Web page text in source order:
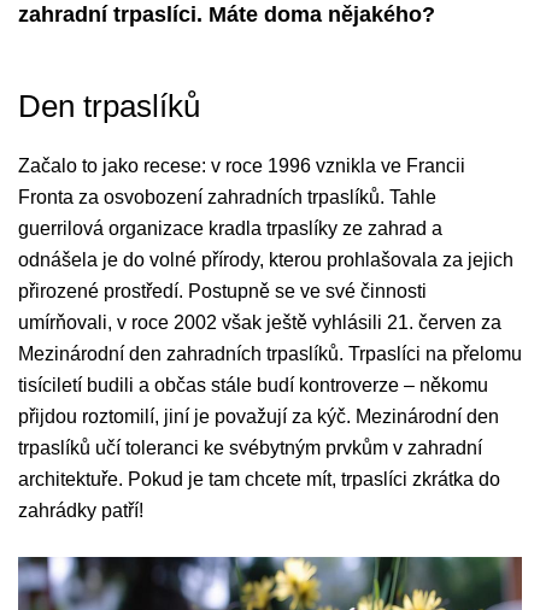
zahradní trpaslíci. Máte doma nějakého?
Den trpaslíků
Začalo to jako recese: v roce 1996 vznikla ve Francii
Fronta za osvobození zahradních trpaslíků. Tahle
guerrilová organizace kradla trpaslíky ze zahrad a
odnášela je do volné přírody, kterou prohlašovala za jejich
přirozené prostředí. Postupně se ve své činnosti
umírňovali, v roce 2002 však ještě vyhlásili 21. červen za
Mezinárodní den zahradních trpaslíků. Trpaslíci na přelomu
tisíciletí budili a občas stále budí kontroverze – někomu
přijdou roztomilí, jiní je považují za kýč. Mezinárodní den
trpaslíků učí toleranci ke svébytným prvkům v zahradní
architektuře. Pokud je tam chcete mít, trpaslíci zkrátka do
zahrádky patří!